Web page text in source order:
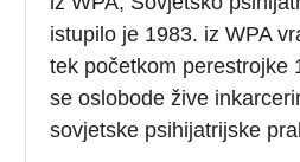
istupilo je 1983. iz WPA
tek početkom perestrojke
se oslobode žive
sovjetske psihijatrijske